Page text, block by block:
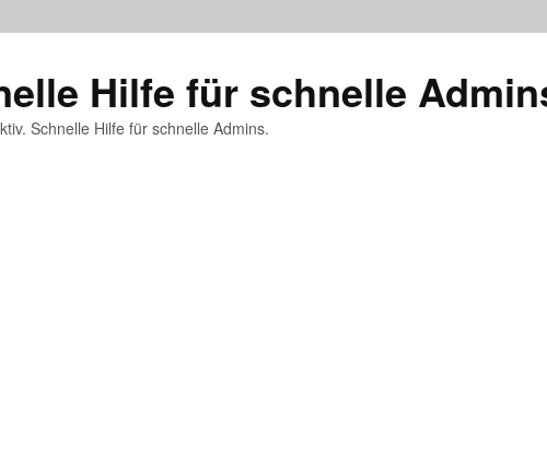
Hilfe für schnelle
Schnelle Hilfe für schnelle Admins.